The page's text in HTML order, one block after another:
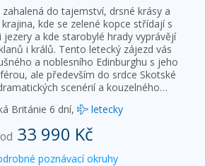
do tajemství, drsné krásy a
kde se zelené kopce střídají s
a kde starobylé hrady vyprávějí
i králů. Tento letecký zájezd vás
a noblesního Edinburghu s jeho
ale především do srdce Skotské
scenérií a kouzelného…
Británie 6 dní, letecky
od 33 990 Kč
poznávací okruhy